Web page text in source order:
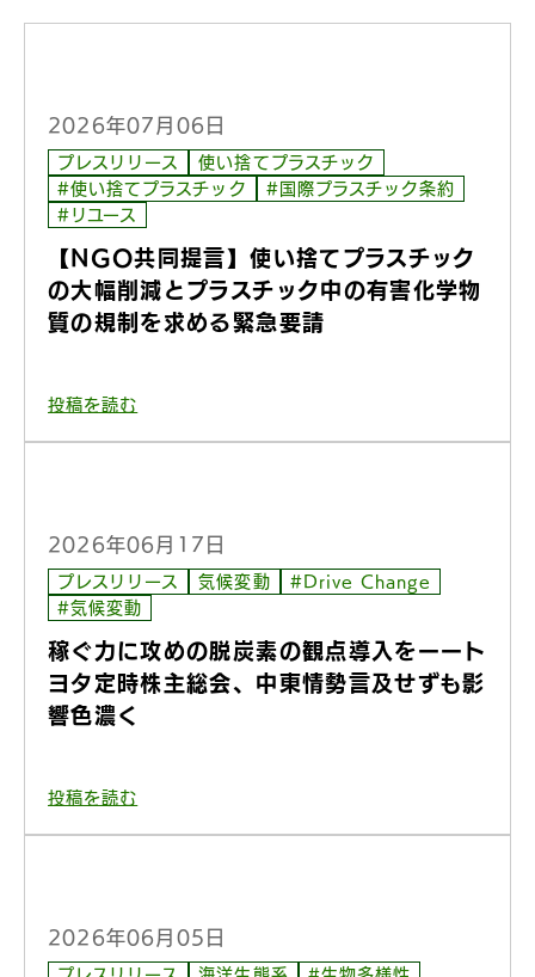
2026年07月06日
プレスリリース
使い捨てプラスチック
#使い捨てプラスチック
#国際プラスチック条約
#リユース
【NGO共同提言】使い捨てプラスチック
の大幅削減とプラスチック中の有害化学物
質の規制を求める緊急要請
投稿を読む
2026年06月17日
プレスリリース 気候変動
#Drive Change
#気候変動
稼ぐ力に攻めの脱炭素の観点導入をーート
ヨタ定時株主総会、中東情勢言及せずも影
響色濃く
投稿を読む
2026年06月05日